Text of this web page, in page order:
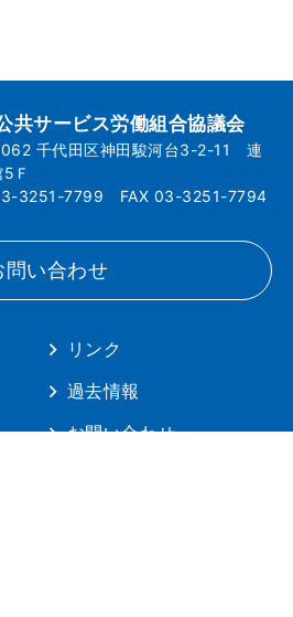
共サービス労働組合協議会
千代田区神田駿河台3-2-11 連
Ｆ
3251-7799 FAX 03-3251-7794
問い合わせ
リンク
過去情報
お問い合わせ